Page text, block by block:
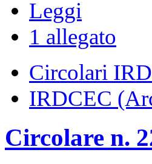
Leggi
1 allegato
Circolari
IRDCEC
Circolare n.